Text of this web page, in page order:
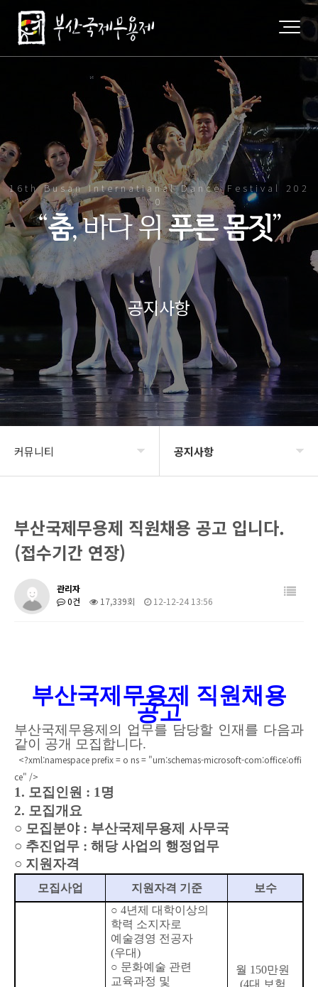
16th Busan Internatianal Dance Festival 202
0
“춤, 바다 위푸른 몸짓”
공지사항
커뮤니티
프로그램
갤러리
커뮤니티
공지사항
신청 및 접수
부산국제무용제 직원채용 공고 입니다.
(접수기간 연장)
관리자
0건
17,339회 12-12-24 13:56
부산국제무용제 직원채용
공고
부산국제무용제의 업무를 담당할 인재를 다음과
같이 공개 모집합니다.
<?xml:namespace prefix = o ns = "urn:schemas-microsoft-com:office:offi
ce" />
1. 모집인원 : 1명
2. 모집개요
○ 모집분야 : 부산국제무용제 사무국
○ 추진업무 : 해당 사업의 행정업무
○ 지원자격
모집사업 지원자격 기준 보수
○ 4년제 대학이상의
학력 소지자로
예술경영 전공자
(우대)
○ 문화예술 관련
교육과정 및
월 150만원
(4대 보험